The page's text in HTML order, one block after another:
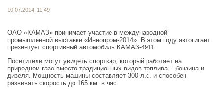
10.07.2014, 11:49
ОАО «КАМАЗ» принимает участие в международной
промышленной выставке «Иннопром-2014». В этом году автогигант
презентует спортивный автомобиль КАМАЗ-4911.
Посетители могут увидеть спорткар, который работает на
природном газе вместо традиционных видов топлива – бензина и
дизеля. Мощность машины составляет 300 л.с. и способен
развивать скорость до 165 км. в час.